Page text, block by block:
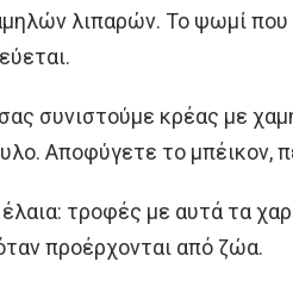
λιπαρών. Το ψωμί που
συνιστούμε κρέας με
Αποφύγετε το μπέικον,
έλαια: τροφές με αυτά τα
προέρχονται από ζώα.